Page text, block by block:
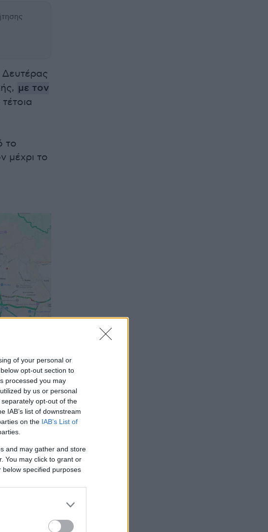
of your personal or
opt-out section to
processed you may
by us or personal
opt-out of the
IAB’s list of downstream
on the IAB’s List of
and may gather and store
You may click to grant or
specified purposes
με τον
το
μέχρι το
να